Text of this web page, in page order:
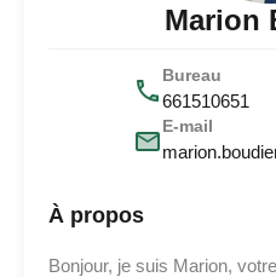
Marion
Bureau
661510651
E-mail
À propos
Bonjour, je suis Marion,